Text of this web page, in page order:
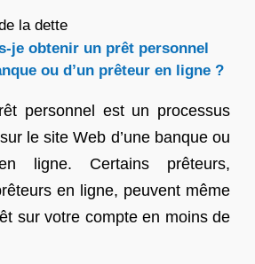
la dette
je obtenir un prêt personnel
ou d’un prêteur en ligne ?
personnel est un processus
le site Web d’une banque ou
ligne. Certains prêteurs,
en ligne, peuvent même
sur votre compte en moins de